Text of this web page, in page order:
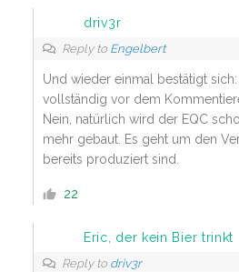
driv3r
Reply to Engelbert
Und wieder einmal bestätigt
vollständig vor dem
Nein, natürlich wird der EQC
mehr gebaut. Es geht um den
bereits produziert sind.
22
Eric, der kein Bier trinkt
Reply to driv3r